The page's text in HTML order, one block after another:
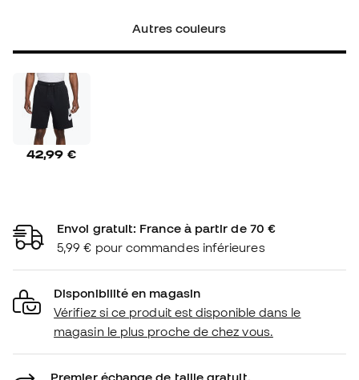
Autres couleurs
42,99 €
Envoi gratuit: France à partir de 70 €
5,99 € pour commandes inférieures
Disponibilité en magasin
Vérifiez si ce produit est disponible dans le
magasin le plus proche de chez vous.
Premier échange de taille gratuit.